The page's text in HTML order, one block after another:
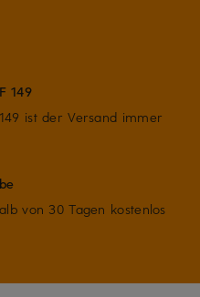
149
ist der Versand immer
von 30 Tagen kostenlos